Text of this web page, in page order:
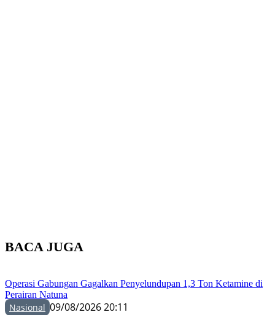
BACA JUGA
Operasi Gabungan Gagalkan Penyelundupan 1,3 Ton Ketamine di
Perairan Natuna
Nasional 09/08/2026 20:11